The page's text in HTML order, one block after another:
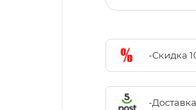
-Скидка
-